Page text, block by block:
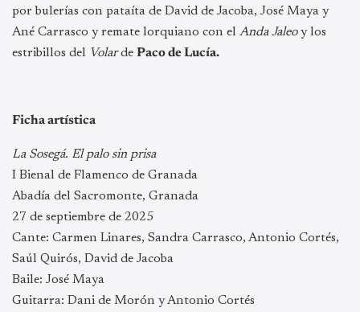
por bulerías con pataíta de David de Jacoba, José Maya y
Ané Carrasco y remate lorquiano con el Anda Jaleoy los
estribillos del Volarde Paco de Lucía.
Ficha artística
La Sosegá. El palo sin prisa
I Bienal de Flamenco de Granada
Abadía del Sacromonte, Granada
27 de septiembre de 2025
Cante: Carmen Linares, Sandra Carrasco, Antonio Cortés,
Saúl Quirós, David de Jacoba
Baile: José Maya
Guitarra: Dani de Morón y Antonio Cortés